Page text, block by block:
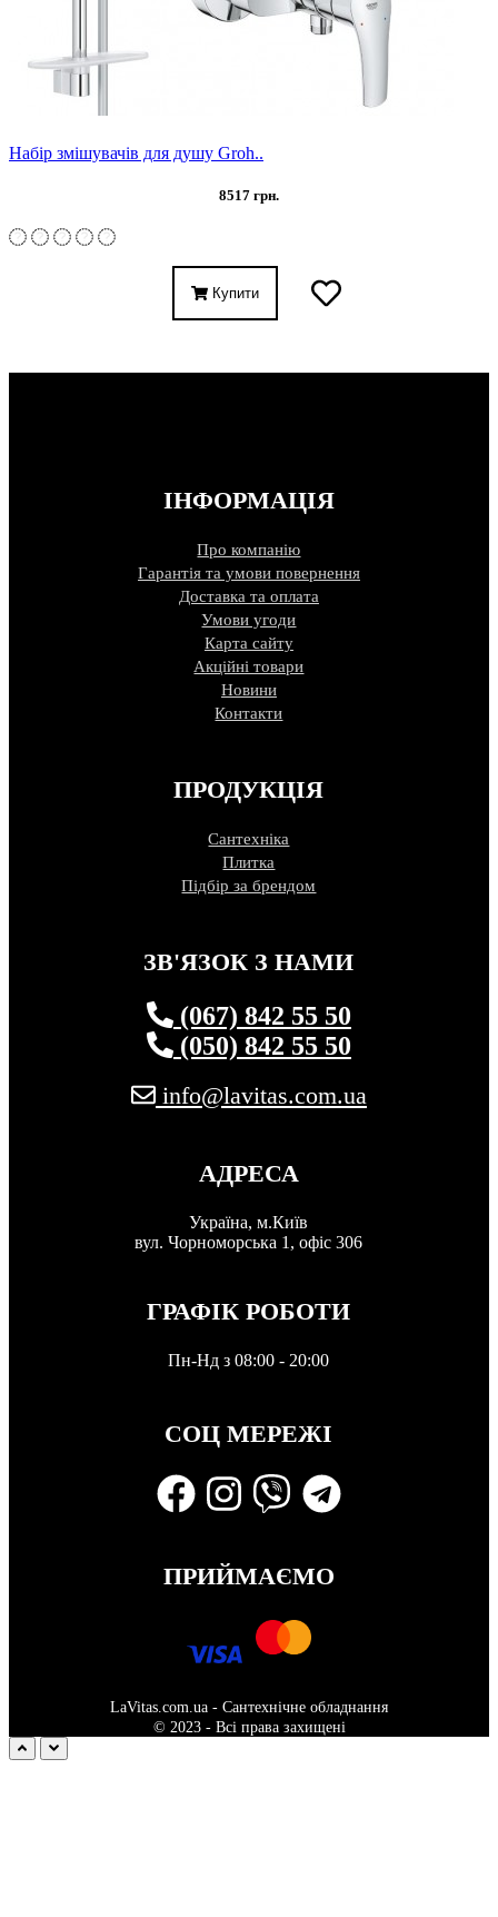
Набір змішувачів для душу Groh..
8517 грн.
Купити
ІНФОРМАЦІЯ
Про компанію
Гарантія та умови повернення
Доставка та оплата
Умови угоди
Карта сайту
Акційні товари
Новини
Контакти
ПРОДУКЦІЯ
Сантехніка
Плитка
Підбір за брендом
ЗВ'ЯЗОК З НАМИ
(067) 842 55 50
(050) 842 55 50
info@lavitas.com.ua
АДРЕСА
Україна, м.Київ
вул. Чорноморська 1, офіс 306
ГРАФІК РОБОТИ
Пн-Нд з 08:00 - 20:00
СОЦ МЕРЕЖІ
ПРИЙМАЄМО
LaVitas.com.ua - Сантехнічне обладнання
© 2023 - Всі права захищені